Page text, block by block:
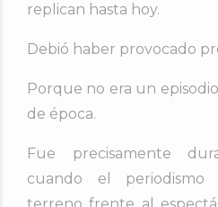
replican hasta hoy.
Debió haber provocado
Porque no era un
de época.
Fue precisamente
cuando el